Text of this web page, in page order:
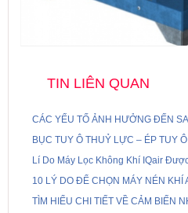
TIN LIÊN QUAN
CÁC YẾU TỐ ẢNH HƯỞNG ĐẾN
BỤC TUY Ô THUỶ LỰC – ÉP TUY Ô
Lí Do Máy Lọc Không Khí IQair
10 LÝ DO ĐỂ CHỌN MÁY NÉN KHÍ
TÌM HIỂU CHI TIẾT VỀ CẢM BIẾN